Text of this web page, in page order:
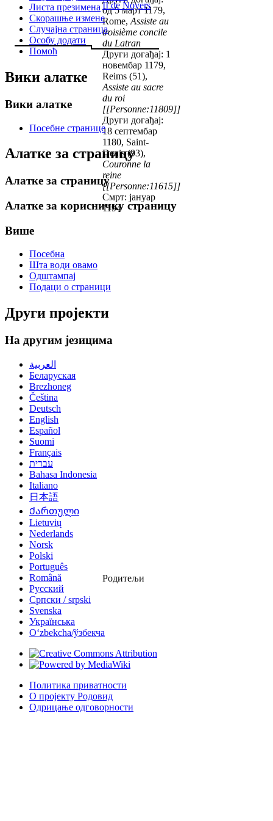
од 5 март 1179,
Rome, Assiste au
troisième concile
du Latran
Други догађај: 1
новембар 1179,
Reims (51),
Assiste au sacre
du roi
[[Personne:11809]]
Други догађај:
18 септембар
1180, Saint-
Denis (93),
Couronne la
reine
[[Personne:11615]]
Смрт: јануар
1194
II de Noyers
Родитељи
Листа презимена
Скорашње измене
Случајна страница
Особу додати
Помоћ
Вики алатке
Вики алатке
Посебне странице
Алатке за страницу
Алатке за страницу
Алатке за корисничку страницу
Више
Посебна
Шта води овамо
Одштампај
Подаци о страници
Други пројекти
На другим језицима
العربية
Беларуская
Brezhoneg
Čeština
Deutsch
English
Español
Suomi
Français
עברית
Bahasa Indonesia
Italiano
日本語
Ქართული
Lietuvių
Nederlands
Norsk
Polski
Português
Română
Русский
Српски / srpski
Svenska
Українська
Oʻzbekcha/ўзбекча
Политика приватности
О пројекту Родовид
Одрицање одговорности